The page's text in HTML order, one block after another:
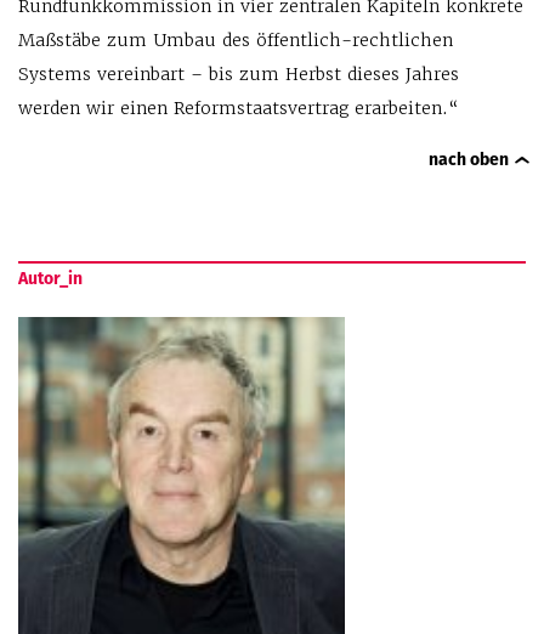
Rundfunkkommission in vier zentralen Kapiteln konkrete
Maßstäbe zum Umbau des öffentlich-rechtlichen
Systems vereinbart – bis zum Herbst dieses Jahres
werden wir einen Reformstaatsvertrag erarbeiten.“
nach oben
Autor_in